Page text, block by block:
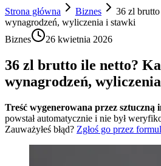
Strona główna
Biznes
36 zl
wynagrodzeń, wyliczenia i stawki
Biznes
26 kwietnia 2026
36 zl brutto ile netto?
wynagrodzeń,
Treść wygenerowana przez sztuczną
powstał automatycznie i nie był
Zauważyłeś błąd? Zgłoś go przez